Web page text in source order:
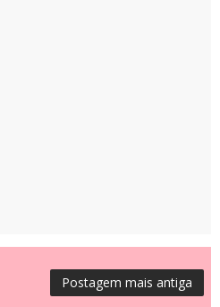
Postagem mais antiga